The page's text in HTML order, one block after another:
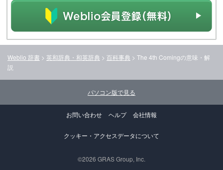
Weblio 辞書 > 英和辞典・和英辞典 > 百科事典 > The 4th Comingの意味・解
説
パソコン版で見る
お問い合わせ ヘルプ 会社情報
クッキー・アクセスデータについて
©2026 GRAS Group, Inc.